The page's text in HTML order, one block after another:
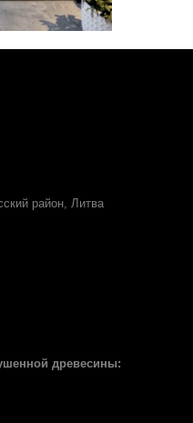
район, Литва
древесины: